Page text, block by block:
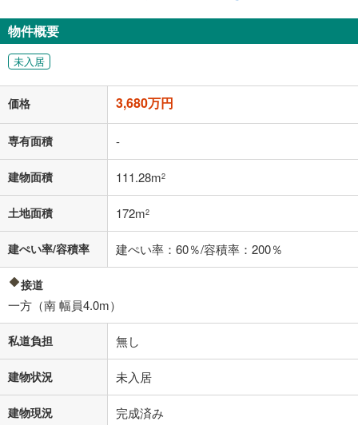
ボーナス払いの限度額は金融機関によって異なります。
閉じる
月々の返済額
る値は、実際の金融機関等における貸出金利とは何ら関係がなく、実際
の金融機関等における貸出金利を何ら保証するものではありません。返
済方法「元利均等返済」にて算出しております。入力された金利を35年
借り入れの際は各金融機関等に、必ずご自身でご確認をお願いいたしま
す。
条件によってお借り入れができないことがあります。
不動産会社に購入相談をする 無料
物件概要
未入居
価格 3,680万円
専有面積 -
建物面積 111.28m2
土地面積 172m2
建ぺい率/容積率 建ぺい率：60％/容積率：200％
接道
一方（南 幅員4.0m）
私道負担 無し
建物状況 未入居
建物現況 完成済み